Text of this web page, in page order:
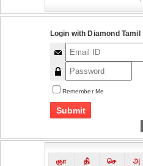
Login with Diamond Tamil
Remember Me
ஞா தி் செ அ